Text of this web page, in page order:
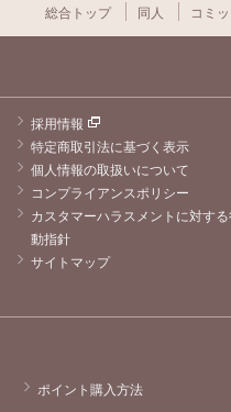
総合トップ 同人 コミ
採用情報
特定商取引法に基づく表示
個人情報の取扱いについて
コンプライアンスポリシー
カスタマーハラスメントに対す
動指針
サイトマップ
ポイント購入方法